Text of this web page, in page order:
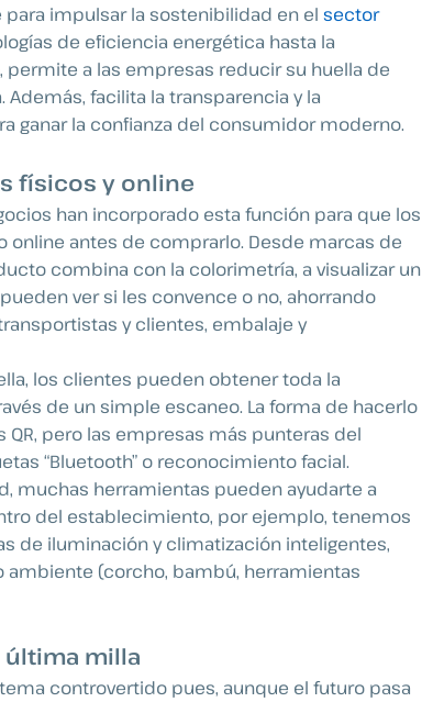
impulsar la sostenibilidad en el sector
de eficiencia energética hasta la
a las empresas reducir su huella de
facilita la transparencia y la
ganar la confianza del consumidor moderno.
físicos y online
han incorporado esta función para que los
antes de comprarlo. Desde marcas de
combina con la colorimetría, a visualizar un
ver si les convence o no, ahorrando
y clientes, embalaje y
los clientes pueden obtener toda la
de un simple escaneo. La forma de hacerlo
pero las empresas más punteras del
“Bluetooth” o reconocimiento facial.
muchas herramientas pueden ayudarte a
del establecimiento, por ejemplo, tenemos
de iluminación y climatización inteligentes,
(corcho, bambú, herramientas
última milla
controvertido pues, aunque el futuro pasa